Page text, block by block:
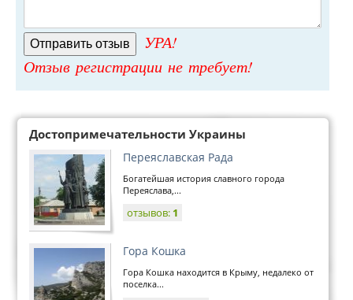
УРА!
Отзыв регистрации не требует!
Достопримечательности Украины
Переяславская Рада
Богатейшая история славного города
Переяслава,...
отзывов: 1
Гора Кошка
Гора Кошка находится в Крыму, недалеко от
поселка...